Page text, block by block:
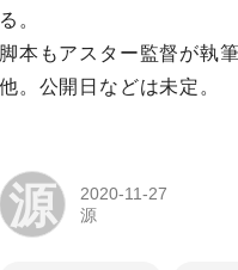
る。
脚本もアスター監督が執
他。公開日などは未定。
源
2020-11-27
源